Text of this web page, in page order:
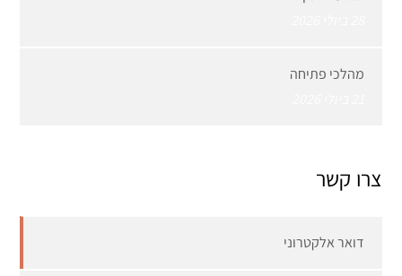
מהלכי פתיחה
צרו קשר
דואר אלקטרוני